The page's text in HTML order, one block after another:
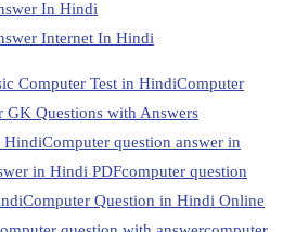
In Hindi
Internet In Hindi
Computer Test in HindiComputer
GK Questions with Answers
HindiComputer question answer in
in Hindi PDFcomputer question
Computer Question in Hindi Online